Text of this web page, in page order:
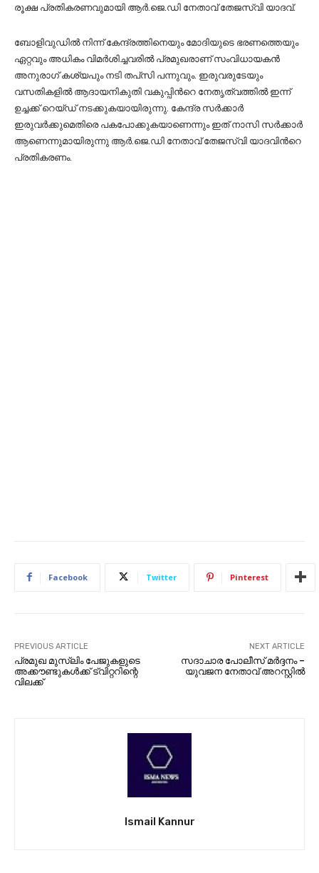
രൂക്ഷ പ്രതികരണവുമായി ആര്‍.ജെ.ഡി നേതാവ് തേജസ്വി യാദവ്.
ബോളിവുഡില്‍ നിന്ന് കേന്ദ്രത്തിനെയും മോദിയുടെ ഭരണത്തെയും
ഏറ്റവും അധികം വിമര്‍ശിച്ചവരില്‍ പ്രമുഖരാണ് സംവിധായകന്‍
അനുരാഗ് കശ്യപും നടി തപ്‌സി പന്നുവും. ഇരുവരുടേയും
വസതികളില്‍ ആദായനികുതി വകുപ്പിന്‍റെ നേതൃത്വത്തില്‍ ഇന്ന്
ഉച്ചക്ക് റെയ്ഡ് നടക്കുകയായിരുന്നു. കേന്ദ്ര സര്‍ക്കാര്‍
ഇരുവര്‍ക്കുമെതിരെ പകപോക്കുകയാണെന്നും ഇത് നാസി സര്‍ക്കാര്‍
ആണെന്നുമായിരുന്നു ആര്‍.ജെ.ഡി നേതാവ് തേജസ്വി യാദവിന്‍റെ
പ്രതികരണം.
Facebook Twitter Pinterest
PREVIOUS ARTICLE
പ്രമുഖ മുസ്‌ലിം പേജുകളുടെ
അക്കൗണ്ടുകള്‍ക്ക് ട്വിറ്ററിന്റെ
വിലക്ക്
NEXT ARTICLE
സദാചാര പോലീസ് മർദ്ദനം –
യുവജന നേതാവ് അറസ്റ്റിൽ
Ismail Kannur